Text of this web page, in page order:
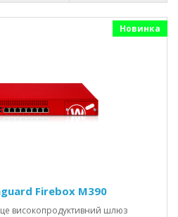
Новинка
Firebox M390
високопродуктивний шлюз